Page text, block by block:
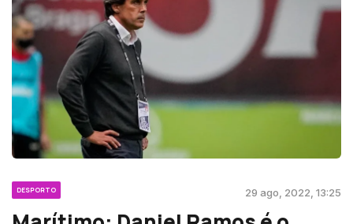
DESPORTO 29 ago, 2022, 13:25